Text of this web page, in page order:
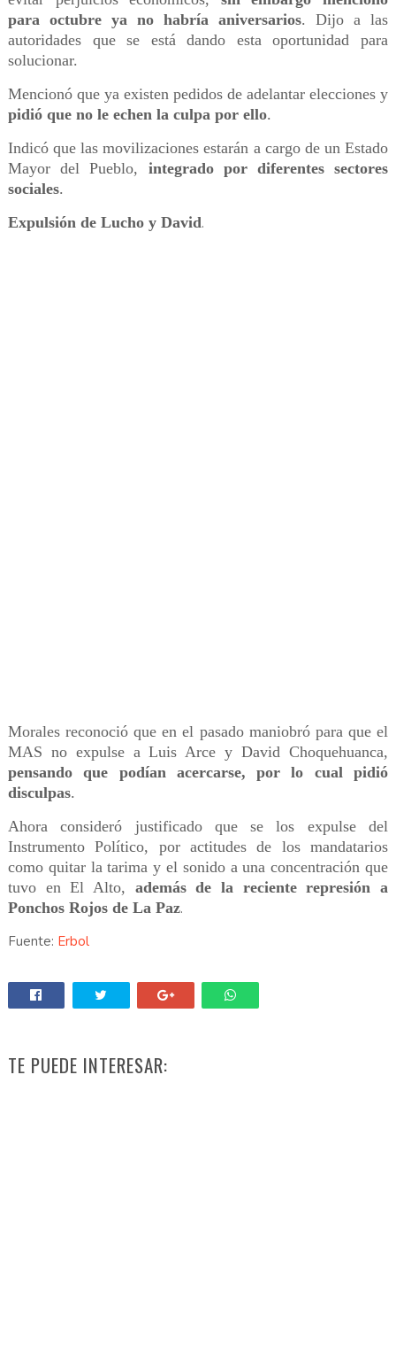
para octubre ya no habría aniversarios. Dijo a las
autoridades que se está dando esta oportunidad para
solucionar.
Mencionó que ya existen pedidos de adelantar elecciones y
pidió que no le echen la culpa por ello.
Indicó que las movilizaciones estarán a cargo de un Estado
Mayor del Pueblo, integrado por diferentes sectores
sociales.
Expulsión de Lucho y David.
Morales reconoció que en el pasado maniobró para que el
MAS no expulse a Luis Arce y David Choquehuanca,
pensando que podían acercarse, por lo cual pidió
disculpas.
Ahora consideró justificado que se los expulse del
Instrumento Político, por actitudes de los mandatarios
como quitar la tarima y el sonido a una concentración que
tuvo en El Alto, además de la reciente represión a
Ponchos Rojos de La Paz.
Fuente: Erbol
TE PUEDE INTERESAR: